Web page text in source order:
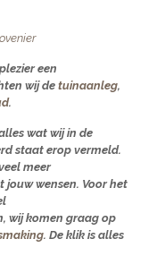
een
wij detuinaanleg,
.
wat wij in de
staat erop vermeld.
meer
wensen. Voor het
wij komen graag op
. De klik is alles